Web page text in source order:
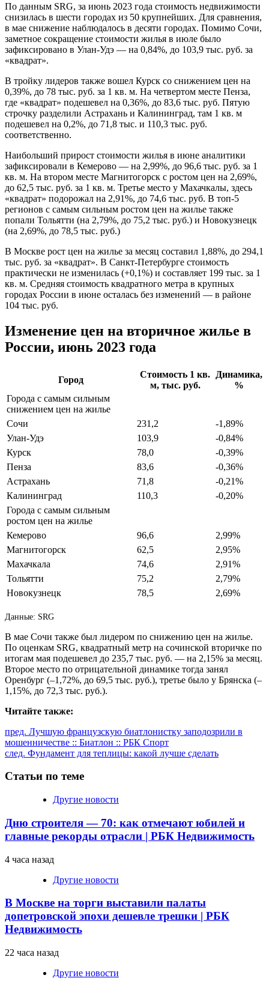
По данным SRG, за июнь 2023 года стоимость недвижимости
снизилась в шести городах из 50 крупнейших. Для сравнения,
в мае снижение наблюдалось в десяти городах. Помимо Сочи,
заметное сокращение стоимости жилья в июле было
зафиксировано в Улан-Удэ — на 0,84%, до 103,9 тыс. руб. за
«квадрат».
В тройку лидеров также вошел Курск со снижением цен на
0,39%, до 78 тыс. руб. за 1 кв. м. На четвертом месте Пенза,
где «квадрат» подешевел на 0,36%, до 83,6 тыс. руб. Пятую
строчку разделили Астрахань и Калининград, там 1 кв. м
подешевел на 0,2%, до 71,8 тыс. и 110,3 тыс. руб.
соответственно.
Наибольший прирост стоимости жилья в июне аналитики
зафиксировали в Кемерово — на 2,99%, до 96,6 тыс. руб. за 1
кв. м. На втором месте Магнитогорск с ростом цен на 2,69%,
до 62,5 тыс. руб. за 1 кв. м. Третье место у Махачкалы, здесь
«квадрат» подорожал на 2,91%, до 74,6 тыс. руб. В топ-5
регионов с самым сильным ростом цен на жилье также
попали Тольятти (на 2,79%, до 75,2 тыс. руб.) и Новокузнецк
(на 2,69%, до 78,5 тыс. руб.)
В Москве рост цен на жилье за месяц составил 1,88%, до 294,1
тыс. руб. за «квадрат». В Санкт-Петербурге стоимость
практически не изменилась (+0,1%) и составляет 199 тыс. за 1
кв. м. Средняя стоимость квадратного метра в крупных
городах России в июне осталась без изменений — в районе
104 тыс. руб.
Изменение цен на вторичное жилье в
России, июнь 2023 года
Город
Стоимость 1 кв.
м, тыс. руб.
Динамика,
%
Города с самым сильным
снижением цен на жилье
Сочи
231,2
-1,89%
Улан-Удэ
103,9
-0,84%
Курск
78,0
-0,39%
Пенза
83,6
-0,36%
Астрахань
71,8
-0,21%
Калининград
110,3
-0,20%
Города с самым сильным
ростом цен на жилье
Кемерово
96,6
2,99%
Магнитогорск
62,5
2,95%
Махачкала
74,6
2,91%
Тольятти
75,2
2,79%
Новокузнецк
78,5 2,69%
Данные: SRG
В мае Сочи также был лидером по снижению цен на жилье.
По оценкам SRG, квадратный метр на сочинской вторичке по
итогам мая подешевел до 235,7 тыс. руб. — на 2,15% за месяц.
Второе место по отрицательной динамике тогда занял
Оренбург (–1,72%, до 69,5 тыс. руб.), третье было у Брянска (–
1,15%, до 72,3 тыс. руб.).
Читайте также:
Продолжить
чтение
пред. Лучшую французскую биатлонистку заподозрили в
мошенничестве :: Биатлон :: РБК Спорт
след. Фундамент для теплицы: какой лучше сделать
Статьи по теме
Другие новости
Дню строителя — 70: как отмечают юбилей и
главные рекорды отрасли | РБК Недвижимость
4 часа назад
Другие новости
В Москве на торги выставили палаты
допетровской эпохи дешевле трешки | РБК
Недвижимость
22 часа назад
Другие новости